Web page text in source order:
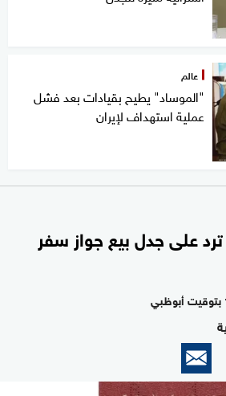
عالم
"الموساد" يطيح بقيادات بعد فشل
عملية استهداف لإيران
على جدل بيع جواز سفر